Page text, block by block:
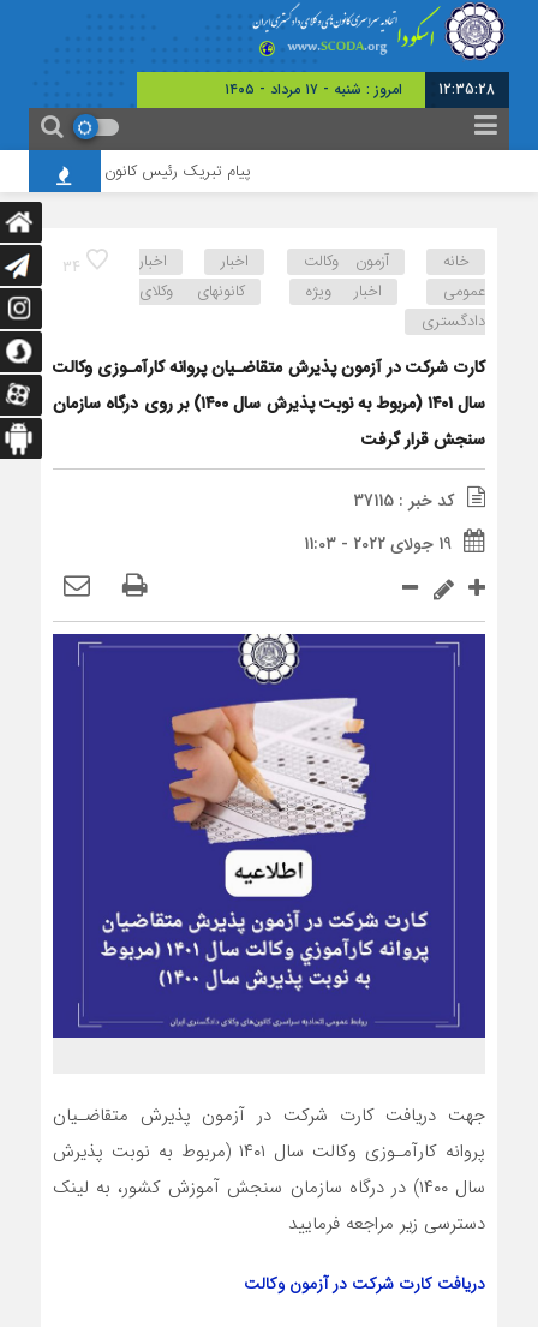
12:35:29 امروز : شنبه - ۱۷ مرداد - ۱۴۰۵
پیام تبریک رئیس کانون وکلای گلستان به
34 خانه آزمون وکالت اخبار
اخبار
عمومی
اخبار ویژه
کانونهای وکلای
دادگستری
کارت شرکت در آزمون پذیرش متقاضـیان پروانه کارآمـوزی وکالت
سال ۱۴۰۱ (مربوط به نوبت پذیرش سال ۱۴۰۰) بر روی درگاه سازمان
سنجش قرار گرفت
کد خبر : 37115
19 جولای 2022 - 11:03
جهت دریافت کارت شرکت در آزمون پذیرش متقاضـیان
پروانه کارآمـوزی وکالت سال ۱۴۰۱ (مربوط به نوبت پذیرش
سال ۱۴۰۰) در درگاه سازمان سنجش آموزش کشور، به لینک
دسترسی زیر مراجعه فرمایید
دریافت کارت شرکت در آزمون وکالت